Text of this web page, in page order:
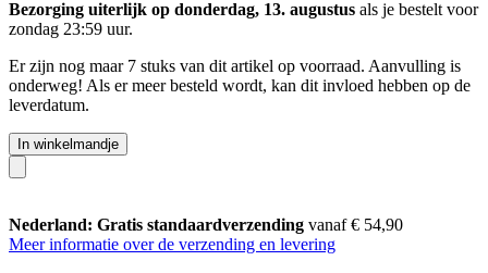
Bezorging uiterlijk op donderdag, 13. augustus als je bestelt voor
zondag 23:59 uur.
Er zijn nog maar 7 stuks van dit artikel op voorraad. Aanvulling is
onderweg! Als er meer besteld wordt, kan dit invloed hebben op de
leverdatum.
In winkelmandje
Nederland: Gratis standaardverzending vanaf € 54,90
Meer informatie over de verzending en levering